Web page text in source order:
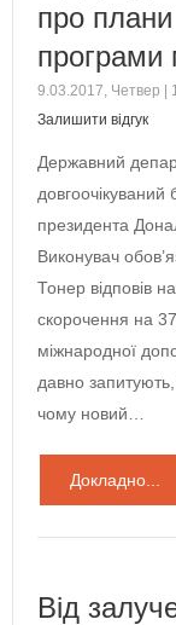
про
програми
9.03.2017, Четвер |
Залишити відгук
Державний
президента
Виконувач
Тонер відповів
скорочення на
міжнародної
давно
чому новий…
Докладно...
Від